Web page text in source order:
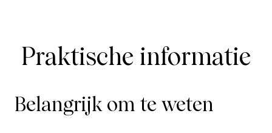
Praktische informatie
Belangrijk om te weten